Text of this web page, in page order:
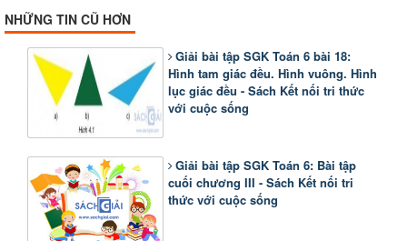
NHỮNG TIN CŨ HƠN
Giải bài tập SGK Toán 6 bài 18:
Hình tam giác đều. Hình vuông. Hình
lục giác đều - Sách Kết nối tri thức
với cuộc sống
Giải bài tập SGK Toán 6: Bài tập
cuối chương III - Sách Kết nối tri
thức với cuộc sống